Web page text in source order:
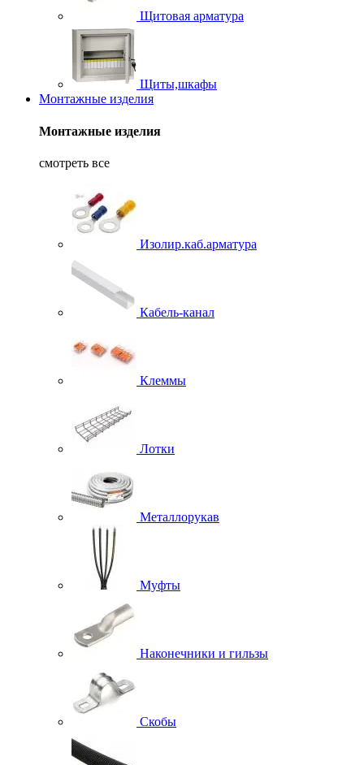
Щитовая арматура
Щиты,шкафы
Монтажные изделия
Монтажные изделия
смотреть все
Изолир.каб.арматура
Кабель-канал
Клеммы
Лотки
Металлорукав
Муфты
Наконечники и гильзы
Скобы